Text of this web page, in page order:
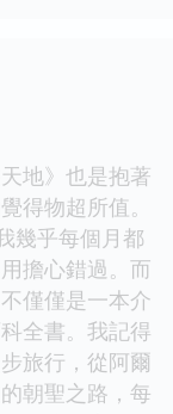
地》也是抱著
得物超所值。
幾乎每個月都
擔心錯過。而
僅僅是一本介
全書。我記得
旅行，從阿爾
朝聖之路，每